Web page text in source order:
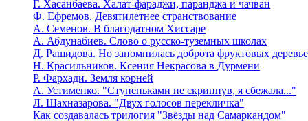
Г. Хасанбаева. Халат-фараджи, паранджа и чачван
Ф. Ефремов. Девятилетнее странствование
А. Семенов. В благодатном Хиссаре
А. Абдунабиев. Слово о русско-туземных школах
Д. Рашидова. Но запомнилась доброта фруктовых
Н. Красильников. Ксения Некрасова в Дурмени
Р. Фархади. Земля корней
А. Устименко. "Ступеньками не скрипнув, я сбежала..."
Л. Шахназарова. "Двух голосов перекличка"
Как создавалась трилогия "Звёзды над Самаркандом"